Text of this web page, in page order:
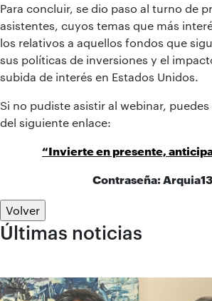
Para concluir, se dio paso al turno de
asistentes, cuyos temas que más
los relativos a aquellos fondos que
sus políticas de inversiones y el
subida de interés en Estados Unidos.
Si no pudiste asistir al webinar,
del siguiente enlace:
“Invierte en presente,
Contraseña:
Volver
Últimas noticias